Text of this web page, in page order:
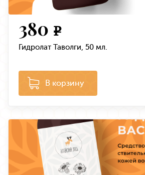
380 e
Гидролат Таволги, 50 мл.
В корзину